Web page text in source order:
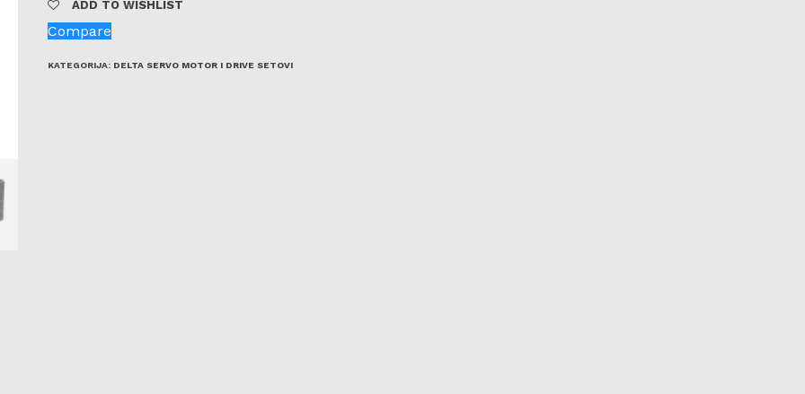
ADD TO WISHLIST
Compare
KATEGORIJA: DELTA SERVO MOTOR I DRIVE SETOVI